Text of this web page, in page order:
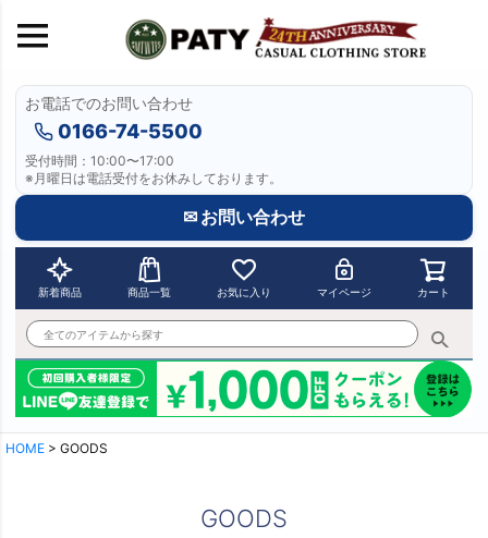
お電話でのお問い合わせ
0166-74-5500
受付時間：10:00〜17:00
※月曜日は電話受付をお休みしております。
✉ お問い合わせ
新着商品 商品一覧 お気に入り マイページ カート
HOME GOODS
GOODS